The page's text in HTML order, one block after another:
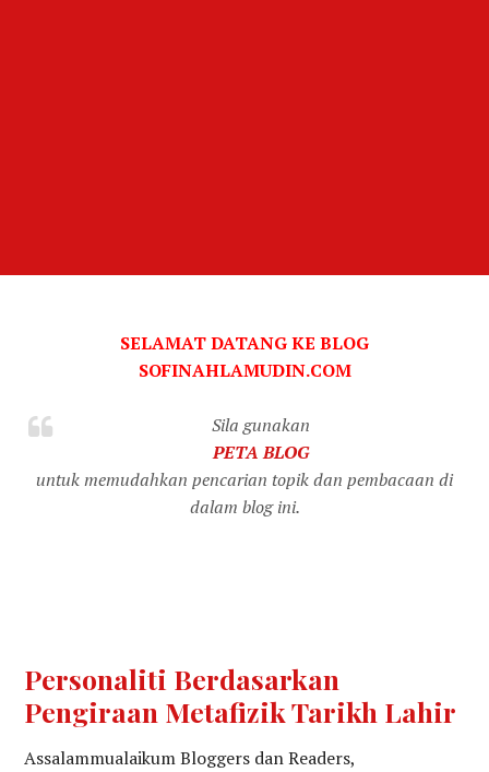
SELAMAT DATANG KE BLOG
SOFINAHLAMUDIN.COM
Sila gunakan
PETA BLOG
untuk memudahkan pencarian topik dan pembacaan di
dalam blog ini.
Personaliti Berdasarkan
Pengiraan Metafizik Tarikh Lahir
Assalammualaikum Bloggers dan Readers,